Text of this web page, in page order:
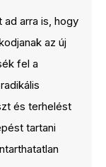
ad arra is, hogy
az új
fel a
és terhelést
tartani